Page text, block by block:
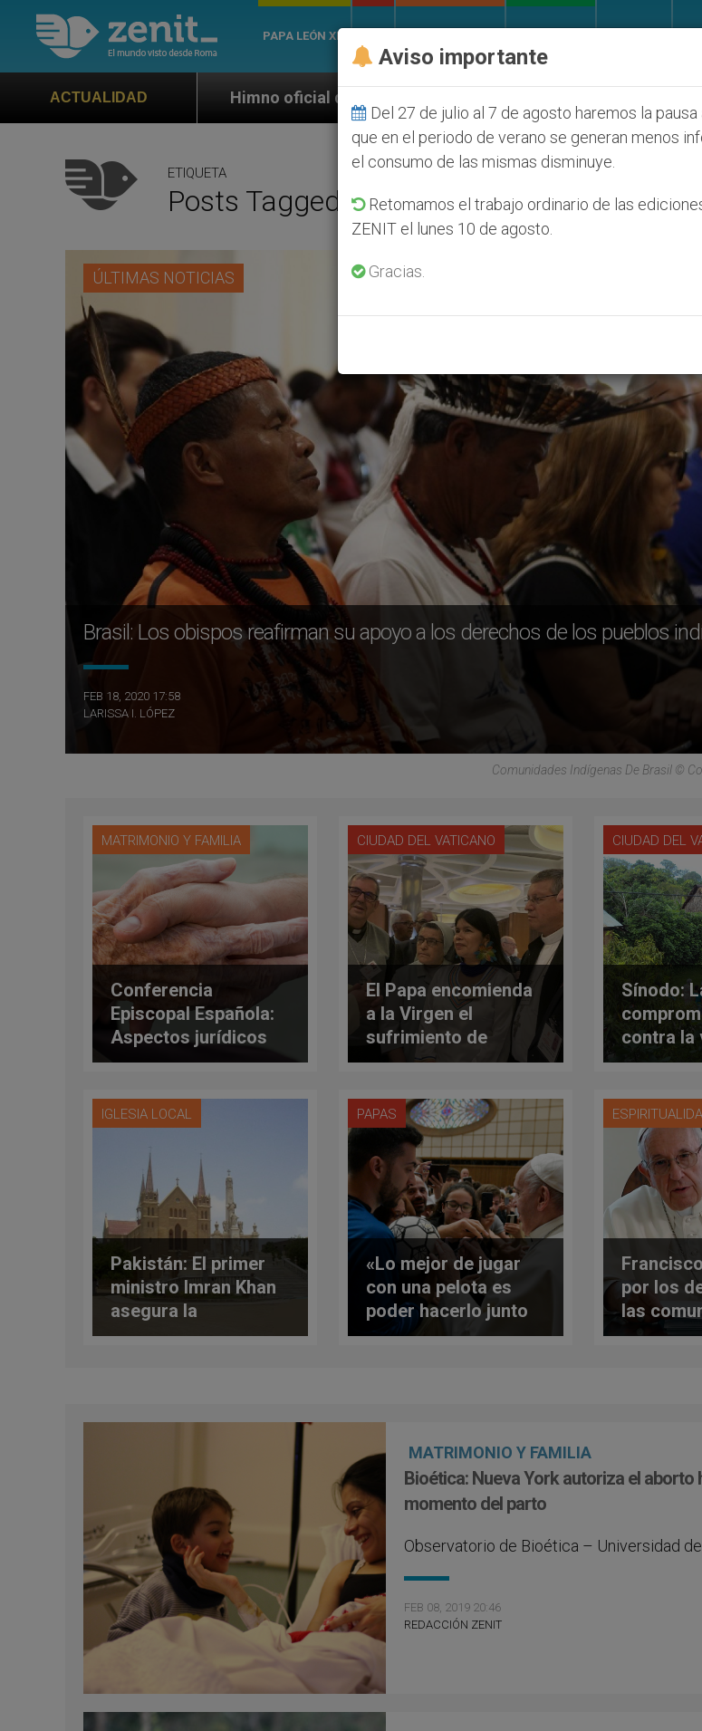
PAPA LEÓN XIV
ACTUALIDAD
oficial de la Jornada Mundial de la Juventud Seúl 2027 ONU se pronuncia ante
ETIQUETA
Posts Tagged ‘derechos’
ÚLTIMAS NOTICIAS
Brasil: Los obispos reafirman su apoyo a los derechos de los pueblos
FEB 18, 2020 17:58
LARISSA I. LÓPEZ
Comunidades Indígenas De Brasil ©
MATRIMONIO Y FAMILIA
Conferencia
Episcopal Española:
Aspectos jurídicos
del documento sobre
CIUDAD DEL VATICANO
El Papa encomienda
a la Virgen el
sufrimiento de
Ecuador
CIUDAD DEL
Sínodo:
contra la
IGLESIA LOCAL
Pakistán: El primer
ministro Imran Khan
asegura la
protección de las
PAPAS
«Lo mejor de jugar
con una pelota es
poder hacerlo junto
con otros» asegura
por los
las
MATRIMONIO Y FAMILIA
Bioética: Nueva York autoriza el aborto
momento del parto
Observatorio de Bioética – Universidad
FEB 08, 2019 20:46
REDACCIÓN ZENIT
Aviso importante
Del 27 de julio al 7 de agosto haremos la
que en el periodo de verano se generan menos
el consumo de las mismas disminuye.
Retomamos el trabajo ordinario de las
ZENIT el lunes 10 de agosto.
Gracias.